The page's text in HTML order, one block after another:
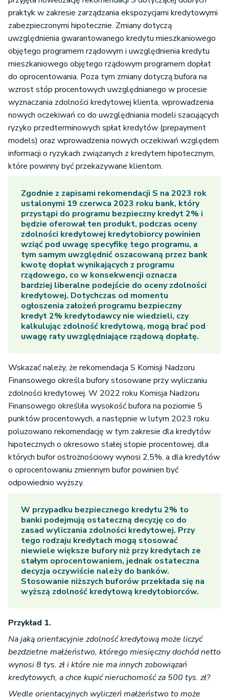
praktyk w zakresie zarządzania ekspozycjami kredytowymi
zabezpieczonymi hipotecznie. Zmiany dotyczą
uwzględnienia gwarantowanego kredytu mieszkaniowego
objętego programem rządowym i uwzględnienia kredytu
mieszkaniowego objętego rządowym programem dopłat
do oprocentowania. Poza tym zmiany dotyczą bufora na
wzrost stóp procentowych uwzględnianego w procesie
wyznaczania zdolności kredytowej klienta, wprowadzenia
nowych oczekiwań co do uwzględniania modeli szacujących
ryzyko przedterminowych spłat kredytów (prepayment
models) oraz wprowadzenia nowych oczekiwań względem
informacji o ryzykach związanych z kredytem hipotecznym,
które powinny być przekazywane klientom.
Zgodnie z zapisami rekomendacji S na 2023 rok
ustalonymi 19 czerwca 2023 roku bank, który
przystąpi do programu bezpieczny kredyt 2% i
będzie oferował ten produkt, podczas oceny
zdolności kredytowej kredytobiorcy powinien
wziąć pod uwagę specyfikę tego programu, a
tym samym uwzględnić oszacowaną przez bank
kwotę dopłat wynikających z programu
rządowego, co w konsekwencji oznacza
bardziej liberalne podejście do oceny zdolności
kredytowej. Dotychczas od momentu
ogłoszenia założeń programu bezpieczny
kredyt 2% kredytodawcy nie wiedzieli, czy
kalkulując zdolność kredytową, mogą brać pod
uwagę raty uwzględniające rządową dopłatę.
Wskazać należy, że rekomendacja S Komisji Nadzoru
Finansowego określa bufory stosowane przy wyliczaniu
zdolności kredytowej. W 2022 roku Komisja Nadzoru
Finansowego określiła wysokość bufora na poziomie 5
punktów procentowych, a następnie w lutym 2023 roku
poluzowano rekomendację w tym zakresie dla kredytów
hipotecznych o okresowo stałej stopie procentowej, dla
których bufor ostrożnościowy wynosi 2,5%, a dla kredytów
o oprocentowaniu zmiennym bufor powinien być
odpowiednio wyższy.
W przypadku bezpiecznego kredytu 2% to
banki podejmują ostateczną decyzję co do
zasad wyliczania zdolności kredytowej. Przy
tego rodzaju kredytach mogą stosować
niewiele większe bufory niż przy kredytach ze
stałym oprocentowaniem, jednak ostateczna
decyzja oczywiście należy do banków.
Stosowanie niższych buforów przekłada się na
wyższą zdolność kredytową kredytobiorców.
Przykład 1.
Na jaką orientacyjnie zdolność kredytową może liczyć
bezdzietne małżeństwo, którego miesięczny dochód netto
wynosi 8 tys. zł i które nie ma innych zobowiązań
kredytowych, a chce kupić nieruchomość za 500 tys. zł?
Wedle orientacyjnych wyliczeń małżeństwo to może